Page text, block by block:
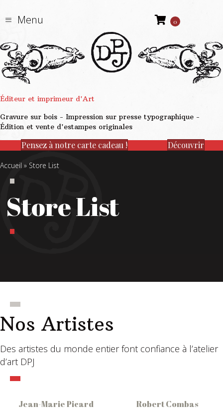
Menu 0
Éditeur et imprimeur d'Art
Gravure sur bois - Impression sur presse typographique -
Édition et vente d'estampes originales
Pensez à notre carte cadeau ! Découvrir
Accueil » Store List
Store List
Nos Artistes
Des artistes du monde entier font confiance à l’atelier
d’art DPJ
Jean-Marie Picard Robert Combas